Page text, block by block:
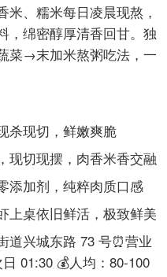
、糯米每日凌晨现熬，
，绵密醇厚清香回甘。独
菜→末加米熬粥吃法，一
杀现切，鲜嫩爽脆
现切现摆，肉香米香交融
添加剂，纯粹肉质口感
上桌依旧鲜活，极致鲜美
道兴城东路 73 号⏰营业
01:30 💰人均：80-100